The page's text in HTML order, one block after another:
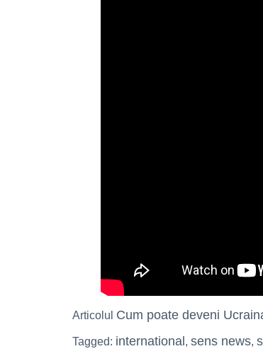
Articolul Cum poate deveni
Tagged: international , sens news,